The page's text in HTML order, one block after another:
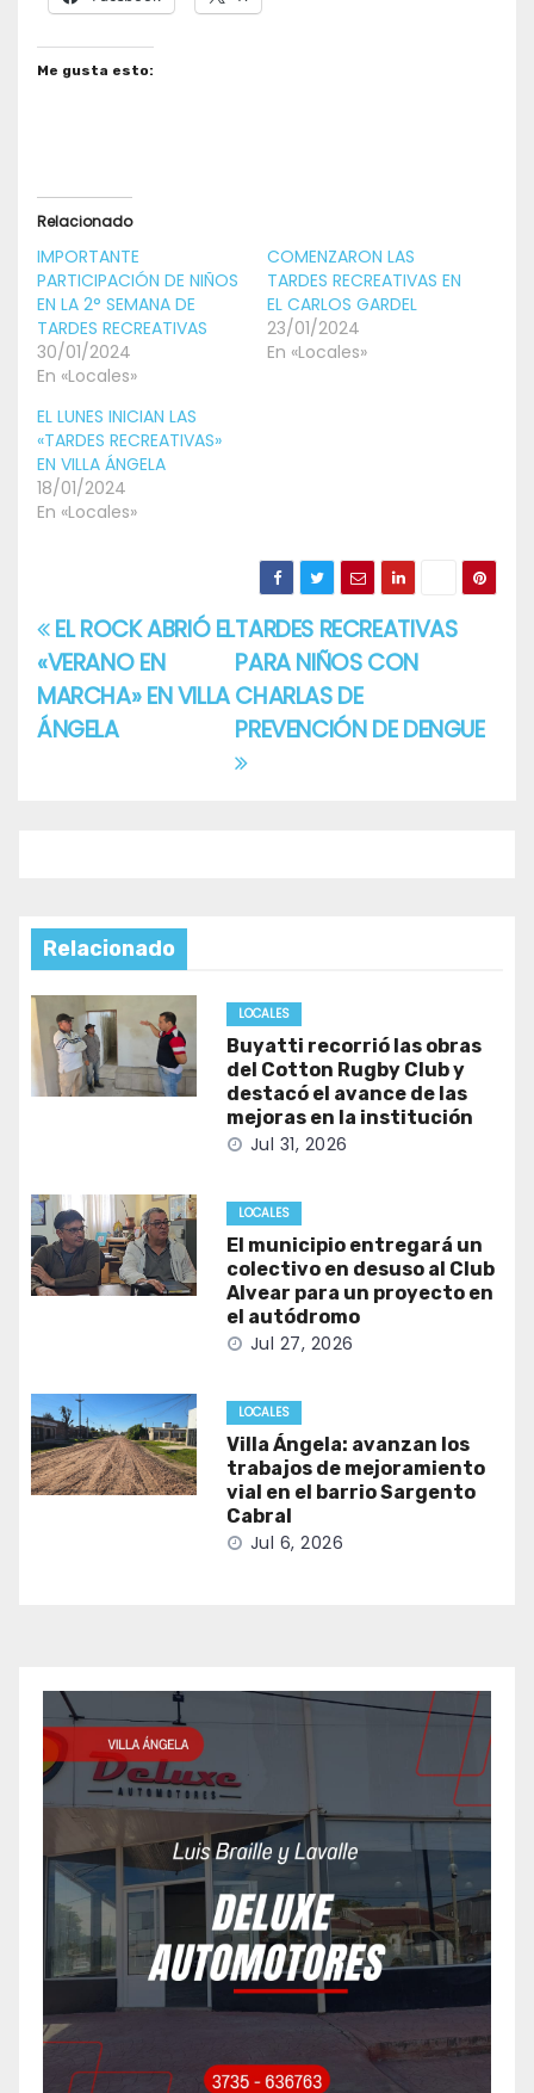
Me gusta esto:
Relacionado
IMPORTANTE
PARTICIPACIÓN DE NIÑOS
EN LA 2° SEMANA DE
TARDES RECREATIVAS
30/01/2024
En «Locales»
COMENZARON LAS
TARDES RECREATIVAS EN
EL CARLOS GARDEL
23/01/2024
En «Locales»
EL LUNES INICIAN LAS
«TARDES RECREATIVAS»
EN VILLA ÁNGELA
18/01/2024
En «Locales»
Navegación
de
entradas
TARDES RECREATIVAS
PARA NIÑOS CON
CHARLAS DE
PREVENCIÓN DE DENGUE
EL ROCK ABRIÓ EL
«VERANO EN
MARCHA» EN VILLA
ÁNGELA
Relacionado
LOCALES
Buyatti recorrió las obras
del Cotton Rugby Club y
destacó el avance de las
mejoras en la institución
Jul 31, 2026
LOCALES
El municipio entregará un
colectivo en desuso al Club
Alvear para un proyecto en
el autódromo
Jul 27, 2026
LOCALES
Villa Ángela: avanzan los
trabajos de mejoramiento
vial en el barrio Sargento
Cabral
Jul 6, 2026